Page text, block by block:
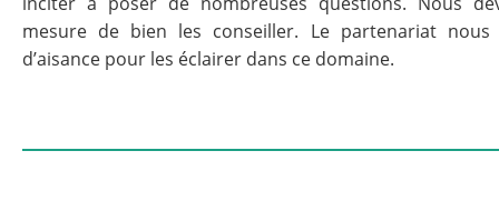
mesure de bien les conseiller. Le partenariat nous
d’aisance pour les éclairer dans ce domaine.